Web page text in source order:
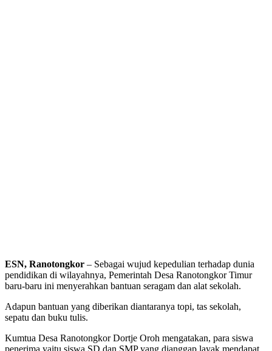
ESN, Ranotongkor – Sebagai wujud kepedulian terhadap dunia
pendidikan di wilayahnya, Pemerintah Desa Ranotongkor Timur
baru-baru ini menyerahkan bantuan seragam dan alat sekolah.
Adapun bantuan yang diberikan diantaranya topi, tas sekolah,
sepatu dan buku tulis.
Kumtua Desa Ranotongkor Dortje Oroh mengatakan, para siswa